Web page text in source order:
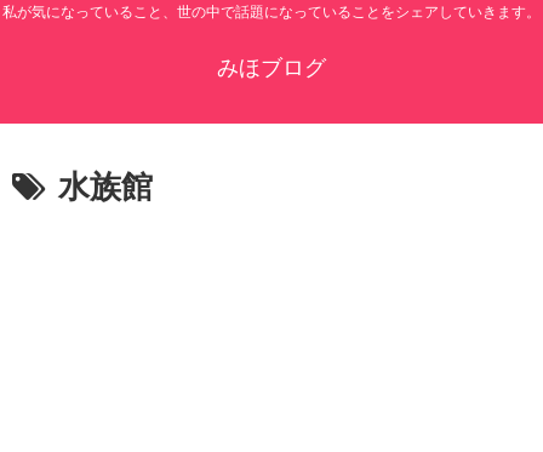
私が気になっていること、世の中で話題になっていることをシェアしていきます。
みほブログ
水族館